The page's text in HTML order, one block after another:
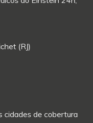
(RJ)
cidades de cobertura